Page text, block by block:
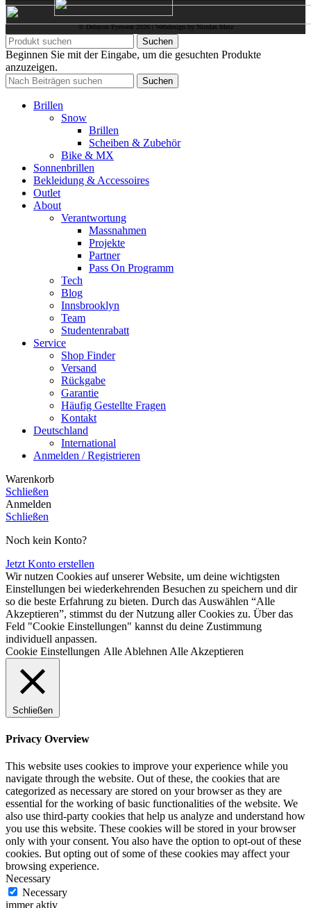
© Delayon Eyewear 2026| Webdesign by Nicolas Metz
Suchen
Beginnen Sie mit der Eingabe, um die gesuchten Produkte
anzuzeigen.
Suchen
Brillen
Snow
Brillen
Scheiben & Zubehör
Bike & MX
Sonnenbrillen
Bekleidung & Accessoires
Outlet
About
Verantwortung
Massnahmen
Projekte
Partner
Pass On Programm
Tech
Blog
Innsbrooklyn
Team
Studentenrabatt
Service
Shop Finder
Versand
Rückgabe
Garantie
Häufig Gestellte Fragen
Kontakt
Deutschland
International
Anmelden / Registrieren
Warenkorb
Schließen
Anmelden
Schließen
Noch kein Konto?
Jetzt Konto erstellen
Wir nutzen Cookies auf unserer Website, um deine wichtigsten
Einstellungen bei wiederkehrenden Besuchen zu speichern und dir
so die beste Erfahrung zu bieten. Durch das Auswählen “Alle
Akzeptieren”, stimmst du der Nutzung aller Cookies zu. Über das
Feld "Cookie Einstellungen" kannst du deine Zustimmung
individuell anpassen.
Cookie Einstellungen Alle Ablehnen Alle Akzeptieren
Schließen
Privacy Overview
This website uses cookies to improve your experience while you
navigate through the website. Out of these, the cookies that are
categorized as necessary are stored on your browser as they are
essential for the working of basic functionalities of the website. We
also use third-party cookies that help us analyze and understand how
you use this website. These cookies will be stored in your browser
only with your consent. You also have the option to opt-out of these
cookies. But opting out of some of these cookies may affect your
browsing experience.
Necessary
Necessary
immer aktiv